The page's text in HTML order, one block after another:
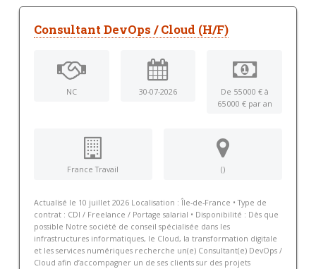
Consultant DevOps / Cloud (H/F)
NC 30-07-2026
De 55 000 € à
65 000 € par an
France Travail ()
Actualisé le 10 juillet 2026 Localisation : Île-de-France • Type de
contrat : CDI / Freelance / Portage salarial • Disponibilité : Dès que
possible Notre société de conseil spécialisée dans les
infrastructures informatiques, le Cloud, la transformation digitale
et les services numériques recherche un(e) Consultant(e) DevOps /
Cloud afin d’accompagner un de ses clients sur des projets